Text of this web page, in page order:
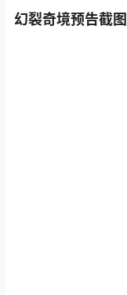
幻裂奇境预告截图